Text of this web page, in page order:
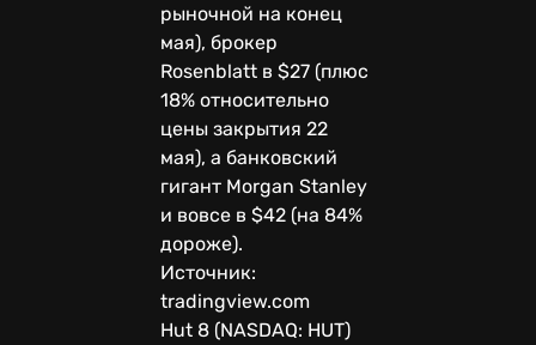
рыночной на конец
мая), брокер
Rosenblatt в $27 (плюс
18% относительно
цены закрытия 22
мая), а банковский
гигант Morgan Stanley
и вовсе в $42 (на 84%
дороже).
Источник:
tradingview.com
Hut 8 (NASDAQ: HUT)